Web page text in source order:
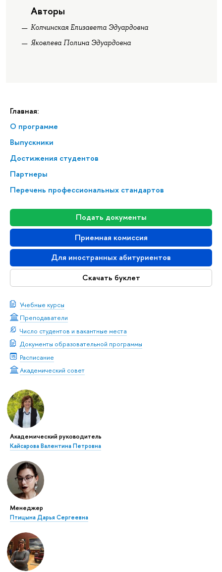
Главная:
О программе
Выпускники
Достижения студентов
Партнеры
Перечень профессиональных стандартов
Подать документы
Приемная комиссия
Для иностранных абитуриентов
Скачать буклет
Учебные курсы
Преподаватели
Число студентов и вакантные места
Документы образовательной программы
Расписание
Академический совет
Академический руководитель
Кайсарова Валентина Петровна
Менеджер
Птицына Дарья Сергеевна
Авторы
Колчинская Елизавета Эдуардовна
Яковлева Полина Эдуардовна